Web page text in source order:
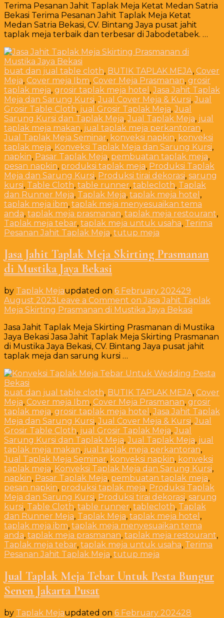
Terima Pesanan Jahit Taplak Meja Ketat Medan Satria
Bekasi Terima Pesanan Jahit Taplak Meja Ketat
Medan Satria Bekasi, CV. Bintang Jaya pusat jahit
taplak meja terbaik dan terbesar di Jabodetabek. …
buat dan jual table cloth, BUTIK TAPLAK MEJA, Cover
Meja, Cover meja Ibm, Cover Meja Prasmanan, grosir
taplak meja, grosir taplak meja hotel ,Jasa Jahit Taplak
Meja dan Sarung Kursi,Jual Cover Meja & Kursi,Jual
Grosir Table Cloth, jual Grosir Taplak Meja,Jual
Sarung Kursi dan Taplak Meja,Jual Taplak Meja, jual
taplak meja makan, jual taplak meja perkantoran,
Jual Taplak Meja Seminar, konveksi napkin, konveksi
taplak meja, Konveksi Taplak Meja dan Sarung Kursi,
napkin, Pasar Taplak Meja, pembuatan taplak meja,
pesan napkin, produksi taplak meja, Produksi Taplak
Meja dan Sarung Kursi, Produksi tirai dekorasi, sarung
kursi, Table Cloth, table runner, tablecloth, Taplak
dan Runner Meja, Taplak Meja, taplak meja hotel ,
taplak meja ibm, taplak meja menyesuaikan tema
anda, taplak meja prasmanan, taplak meja restourant,
Taplak meja tebar, taplak meja untuk usaha, Terima
Pesanan Jahit Taplak Meja, tutup meja
Jasa Jahit Taplak Meja Skirting Prasmanan
di Mustika Jaya Bekasi
by Taplak Mejaupdated on 6 February 202429
August 2023 Leave a Comment on Jasa Jahit Taplak
Meja Skirting Prasmanan di Mustika Jaya Bekasi
Jasa Jahit Taplak Meja Skirting Prasmanan di Mustika
Jaya Bekasi Jasa Jahit Taplak Meja Skirting Prasmanan
di Mustika Jaya Bekasi, CV. Bintang Jaya pusat jahit
taplak meja dan sarung kursi …
buat dan jual table cloth, BUTIK TAPLAK MEJA, Cover
Meja, Cover meja Ibm, Cover Meja Prasmanan, grosir
taplak meja, grosir taplak meja hotel ,Jasa Jahit Taplak
Meja dan Sarung Kursi,Jual Cover Meja & Kursi,Jual
Grosir Table Cloth, jual Grosir Taplak Meja,Jual
Sarung Kursi dan Taplak Meja,Jual Taplak Meja, jual
taplak meja makan, jual taplak meja perkantoran,
Jual Taplak Meja Seminar, konveksi napkin, konveksi
taplak meja, Konveksi Taplak Meja dan Sarung Kursi,
napkin, Pasar Taplak Meja, pembuatan taplak meja,
pesan napkin, produksi taplak meja, Produksi Taplak
Meja dan Sarung Kursi, Produksi tirai dekorasi, sarung
kursi, Table Cloth, table runner, tablecloth, Taplak
dan Runner Meja, Taplak Meja, taplak meja hotel ,
taplak meja ibm, taplak meja menyesuaikan tema
anda, taplak meja prasmanan, taplak meja restourant,
Taplak meja tebar, taplak meja untuk usaha, Terima
Pesanan Jahit Taplak Meja, tutup meja
Jual Taplak Meja Tebar Untuk Pesta Bungur
Senen Jakarta Pusat
by Taplak Mejaupdated on 6 February 202428